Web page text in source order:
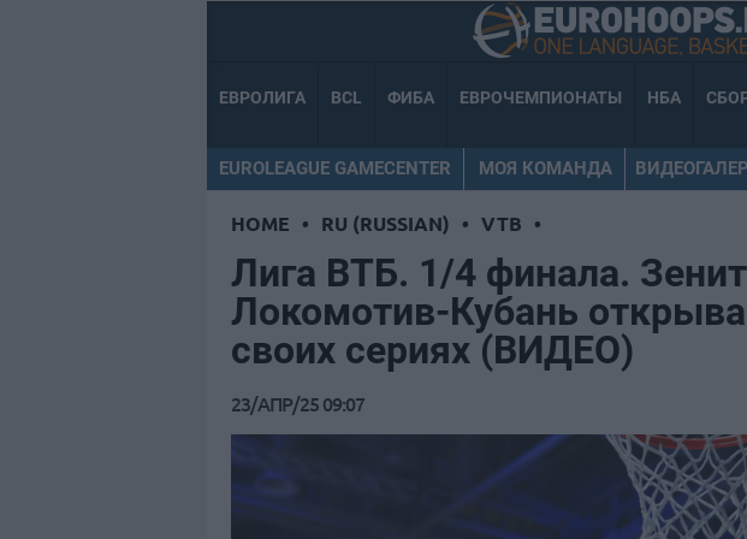
ЕВРОЛИГА BCL ФИБА ЕВРОЧЕМПИОНАТЫ НБА
EUROLEAGUE GAMECENTER МОЯ КОМАНДА
HOME • RU (RUSSIAN) • VTB •
Лига ВТБ. 1/4 финала.
Локомотив-Кубань
своих сериях (ВИДЕО)
23/АПР/25 09:07